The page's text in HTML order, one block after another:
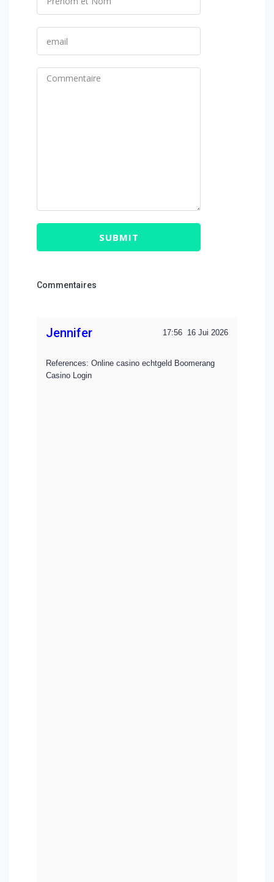
SUBMIT
Commentaires
16 Jui 2026
17:56
Jennifer
References: Online casino echtgeld Boomerang
Casino Login